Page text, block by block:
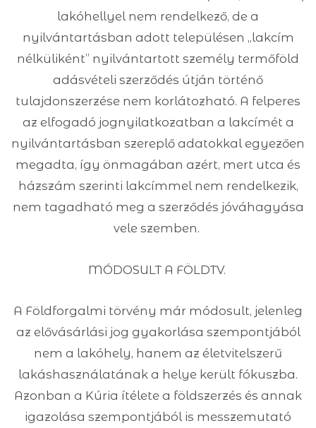
lakóhellyel nem rendelkező, de a
nyilvántartásban adott településen „lakcím
nélküliként” nyilvántartott személy termőföld
adásvételi szerződés útján történő
tulajdonszerzése nem korlátozható. A felperes
az elfogadó jognyilatkozatban a lakcímét a
nyilvántartásban szereplő adatokkal egyezően
megadta, így önmagában azért, mert utca és
házszám szerinti lakcímmel nem rendelkezik,
nem tagadható meg a szerződés jóváhagyása
vele szemben.
MÓDOSULT A FÖLDTV.
A Földforgalmi törvény már módosult, jelenleg
az elővásárlási jog gyakorlása szempontjából
nem a lakóhely, hanem az életvitelszerű
lakáshasználatának a helye került fókuszba.
Azonban a Kúria ítélete a földszerzés és annak
igazolása szempontjából is messzemutató